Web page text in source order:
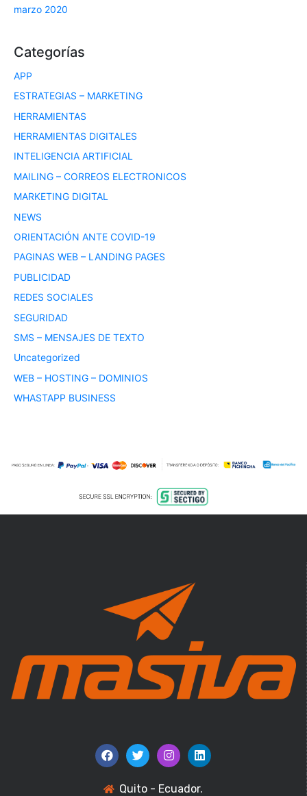
marzo 2020
Categorías
APP
ESTRATEGIAS – MARKETING
HERRAMIENTAS
HERRAMIENTAS DIGITALES
INTELIGENCIA ARTIFICIAL
MAILING – CORREOS ELECTRONICOS
MARKETING DIGITAL
NEWS
ORIENTACIÓN ANTE COVID-19
PAGINAS WEB – LANDING PAGES
PUBLICIDAD
REDES SOCIALES
SEGURIDAD
SMS – MENSAJES DE TEXTO
Uncategorized
WEB – HOSTING – DOMINIOS
WHASTAPP BUSINESS
Quito - Ecuador.